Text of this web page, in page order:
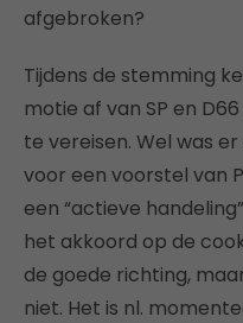
afgebroken?
Tijdens de stemming
motie af van SP en
te vereisen. Wel was
voor een voorstel van
een “actieve
het akkoord op de
de goede richting,
niet. Het is nl.